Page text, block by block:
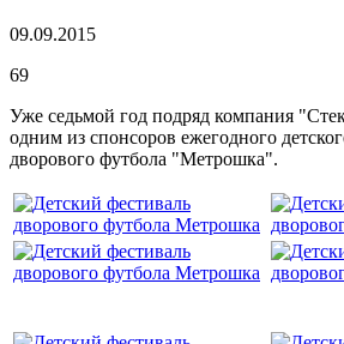
09.09.2015
69
Уже седьмой год подряд компания
одним из спонсоров ежегодного
дворового футбола "Метрошка".